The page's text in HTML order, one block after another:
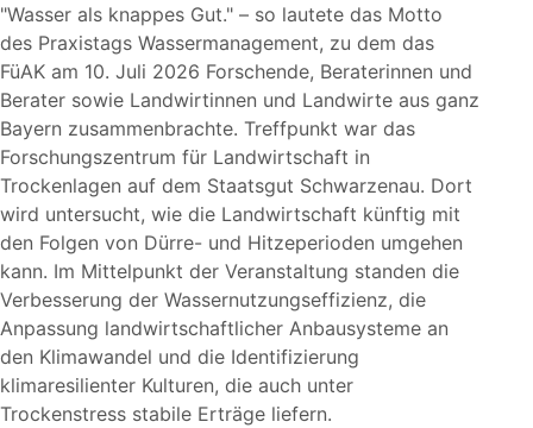
Wasser als knappes Gut. – so lautete das Motto
des Praxistags Wassermanagement, zu dem das
FüAK am 10. Juli 2026 Forschende, Beraterinnen und
Berater sowie Landwirtinnen und Landwirte aus ganz
Bayern zusammenbrachte. Treffpunkt war das
Forschungszentrum für Landwirtschaft in
Trockenlagen auf dem Staatsgut Schwarzenau. Dort
wird untersucht, wie die Landwirtschaft künftig mit
den Folgen von Dürre- und Hitzeperioden umgehen
kann. Im Mittelpunkt der Veranstaltung standen die
Verbesserung der Wassernutzungseffizienz, die
Anpassung landwirtschaftlicher Anbausysteme an
den Klimawandel und die Identifizierung
klimaresilienter Kulturen, die auch unter
Trockenstress stabile Erträge liefern.